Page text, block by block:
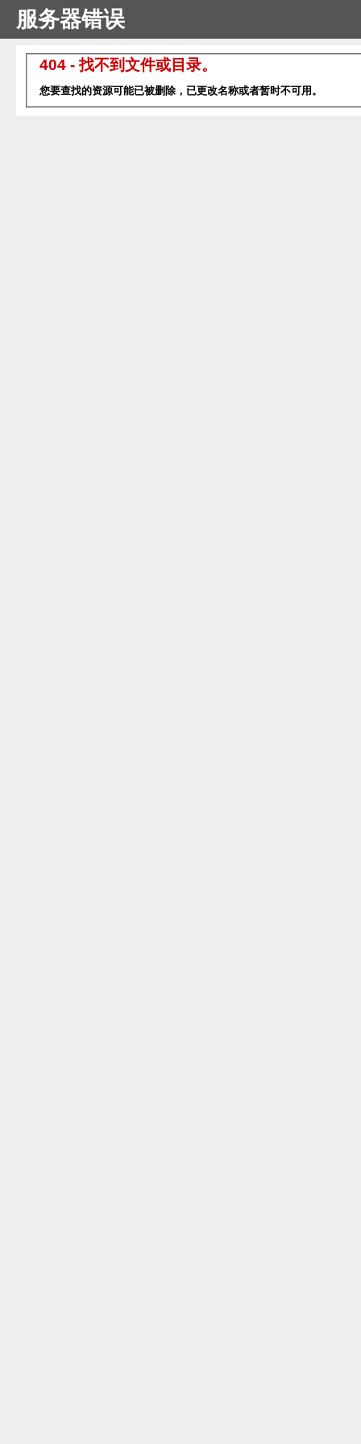
服务器错误
404 - 找不到文件或目录。
您要查找的资源可能已被删除，已更改名称或者暂时不可用。